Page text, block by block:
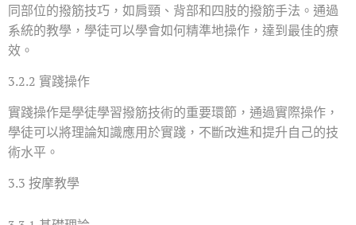
同部位的撥筋技巧，如肩頸、背部和四肢的撥筋手法。通過
系統的教學，學徒可以學會如何精準地操作，達到最佳的療
效。
3.2.2 實踐操作
實踐操作是學徒學習撥筋技術的重要環節，通過實際操作，
學徒可以將理論知識應用於實踐，不斷改進和提升自己的技
術水平。
3.3 按摩教學